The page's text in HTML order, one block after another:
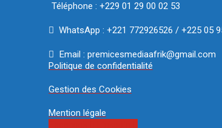
Téléphone : +229 01 29 00 02 53
WhatsApp : +221 772926526 / +225 05
Email : premicesmediaafrik@gmail.com
Politique de confidentialité
Gestion des Cookies
Mention légale